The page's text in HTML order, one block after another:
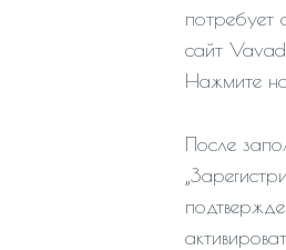
потребует
сайт
Нажмите
После